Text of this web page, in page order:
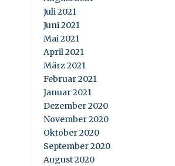
Juli 2021
Juni 2021
Mai 2021
April 2021
März 2021
Februar 2021
Januar 2021
Dezember 2020
November 2020
Oktober 2020
September 2020
August 2020